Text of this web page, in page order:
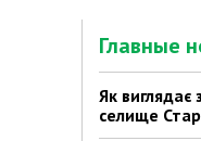
Главные
Як виглядає
селище